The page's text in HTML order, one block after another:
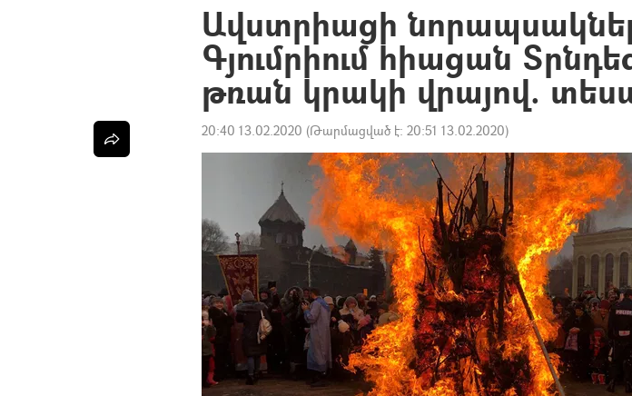
Ավստրիացի
Գյումրիում հիացան
թռան կրակի վրայով.
20:40 13.02.2020 (Թարմացված է: 20:51 13.02.2020)